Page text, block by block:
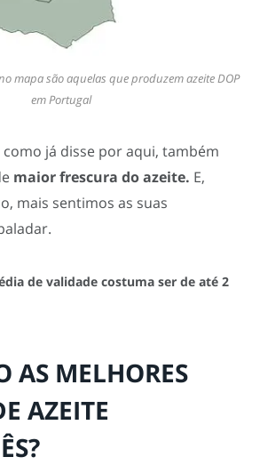
mapa são aquelas que produzem azeite DOP
em Portugal
como já disse por aqui, também
maior frescura do azeite. E,
mais sentimos as suas
de validade costuma ser de até 2
AS MELHORES
AZEITE